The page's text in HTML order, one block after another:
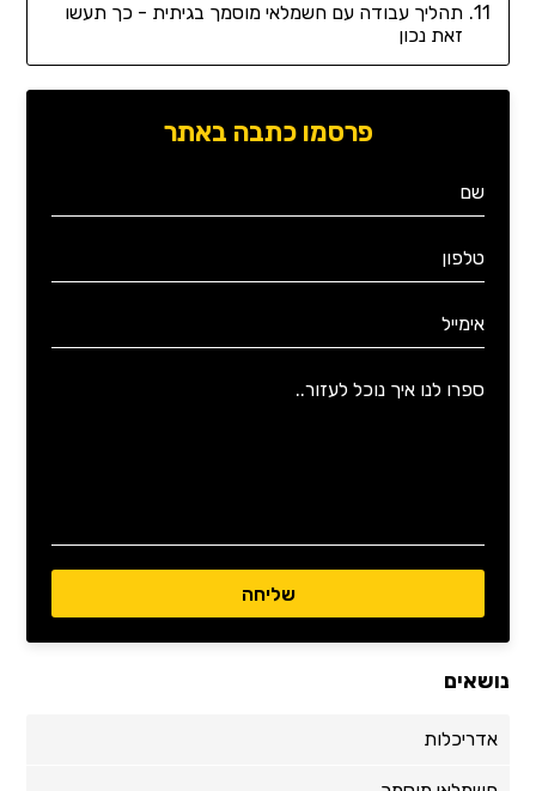
תהליך עבודה עם חשמלאי מוסמך בגיתית - כך תעשו
זאת נכון
פרסמו כתבה באתר
נושאים
אדריכלות